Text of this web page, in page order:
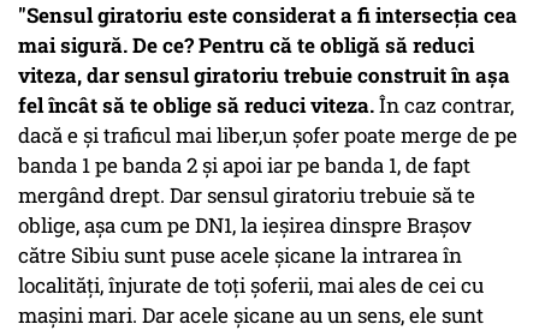
"Sensul giratoriu este considerat a fi intersecția cea
mai sigură. De ce? Pentru că te obligă să reduci
viteza, dar sensul giratoriu trebuie construit în așa
fel încât să te oblige să reduci viteza.În caz contrar,
dacă e și traficul mai liber,un șofer poate merge de pe
banda 1 pe banda 2 și apoi iar pe banda 1, de fapt
mergând drept. Dar sensul giratoriu trebuie să te
oblige, așa cum pe DN1, la ieșirea dinspre Brașov
către Sibiu sunt puse acele șicane la intrarea în
localități, înjurate de toți șoferii, mai ales de cei cu
mașini mari. Dar acele șicane au un sens, ele sunt